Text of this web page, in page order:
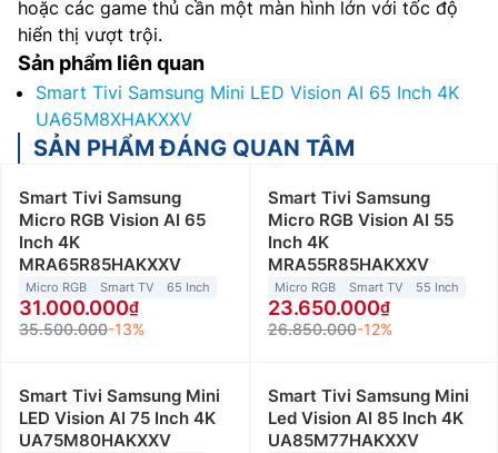
hoặc các game thủ cần một màn hình lớn với tốc độ
hiển thị vượt trội.
Sản phẩm liên quan
Smart Tivi Samsung Mini LED Vision AI 65 Inch 4K
UA65M8XHAKXXV
SẢN PHẨM ĐÁNG QUAN TÂM
Smart Tivi Samsung
Micro RGB Vision AI 65
Inch 4K
MRA65R85HAKXXV
Micro RGB Smart TV 65 Inch
31.000.000
35.500.000-13%
Smart Tivi Samsung
Micro RGB Vision AI 55
Inch 4K
MRA55R85HAKXXV
Micro RGB Smart TV 55 Inch
23.650.000
26.850.000-12%
Smart Tivi Samsung Mini
LED Vision AI 75 Inch 4K
UA75M80HAKXXV
Smart Tivi Samsung Mini
Led Vision AI 85 Inch 4K
UA85M77HAKXXV